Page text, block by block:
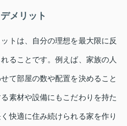
メリット
トは、自分の理想を最大限に反
ることです。例えば、家族の人
て部屋の数や配置を決めること
素材や設備にもこだわりを持た
快適に住み続けられる家を作り